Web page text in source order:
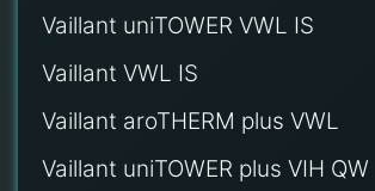
Vaillant uniTOWER VWL IS
Vaillant VWL IS
Vaillant aroTHERM plus VWL
Vaillant uniTOWER plus VIH QW